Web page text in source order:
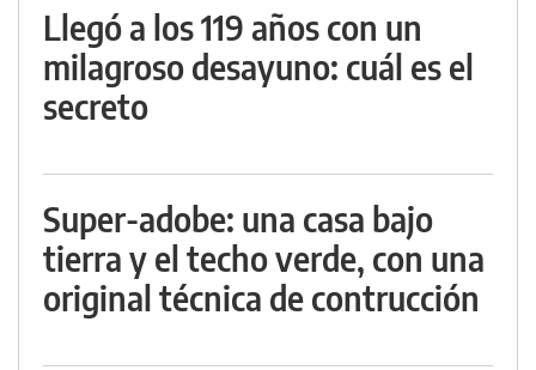
Llegó a los 119 años con un
milagroso desayuno: cuál es el
secreto
Super-adobe: una casa bajo
tierra y el techo verde, con una
original técnica de contrucción